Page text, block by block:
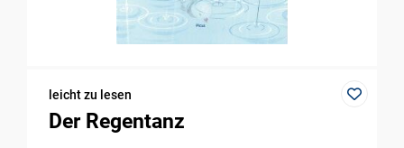
leicht zu lesen
Der Regentanz